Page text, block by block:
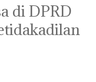
di DPRD